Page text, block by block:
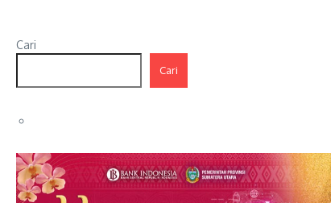
Cari
Cari